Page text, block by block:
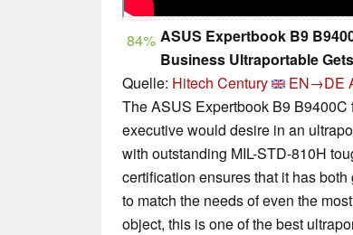
84% ASUS Expertbook B9
Business Ultraportable
Quelle: Hitech Century EN→DE
The ASUS Expertbook B9
executive would desire in an
with outstanding MIL-STD-810H
certification ensures that it has
to match the needs of even the
object, this is one of the best